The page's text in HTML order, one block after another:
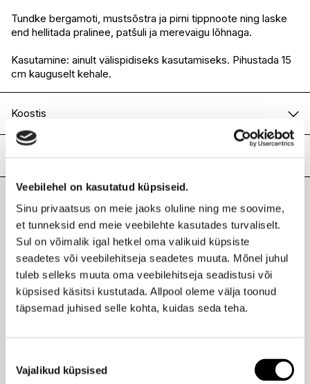
Veebilehel on kasutatud küpsiseid.
Sinu privaatsus on meie jaoks oluline ning me soovime,
et tunneksid end meie veebilehte kasutades turvaliselt.
Sul on võimalik igal hetkel oma valikuid küpsiste
seadetes või veebilehitseja seadetes muuta. Mõnel juhul
tuleb selleks muuta oma veebilehitseja seadistusi või
küpsised käsitsi kustutada. Allpool oleme välja toonud
täpsemad juhised selle kohta, kuidas seda teha.
valik
Vajalikud küpsised
I.L.U. Ülemiste
Saadaval
I.L.U. Rocca
Saadaval
I.L.U. Pärnu
Tundke bergamoti, mustsõstra ja pirni tippnoote ning laske
end hellitada pralinee, patšuli ja merevaigu lõhnaga.
Kasutamine: ainult välispidiseks kasutamiseks. Pihustada 15
cm kauguselt kehale.
Koostis
Alcohol Denat., Aqua ( Water, eau ), Parfum (Fragrance),
Kaubamärk
AOURA
Laokood
H0189514
Ribakood
5018389026677
Viimati vaadatud tooted
AOURA
Love Rush Body Mist kehasprei 220ml